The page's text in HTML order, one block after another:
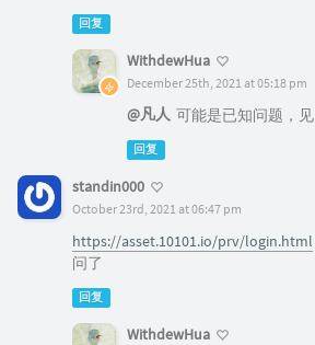
回复
WithdewHua
December 25th, 2021 at 05:18 pm
@凡人 可能是已知问题，见
回复
standin000
October 23rd, 2021 at 06:47 pm
https://asset.10101.io/prv/login.html
问了
回复
WithdewHua